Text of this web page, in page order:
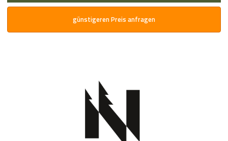
günstigeren Preis anfragen